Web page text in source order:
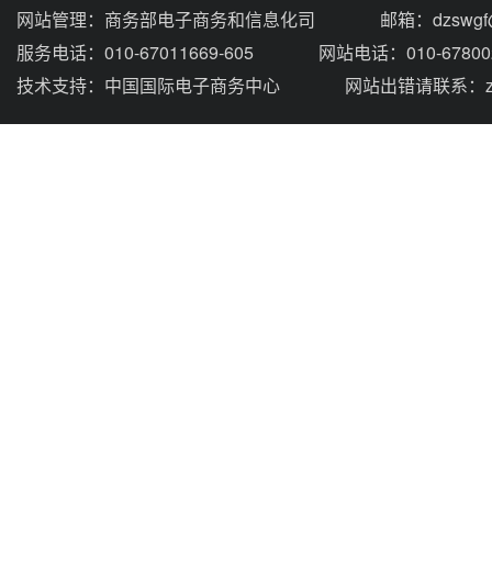
网站管理： 商务部电子商务和信息化司
邮箱：
服务电话：010-67011669-605
网站电话：010-
技术支持： 中国国际电子商务中心 网站出错请联系